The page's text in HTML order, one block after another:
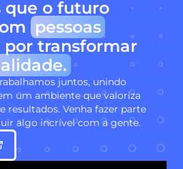
que o futuro
pessoas
por transformar
juntos, unindo
um ambiente que valoriza
resultados. Venha fazer parte
algo incrível com a gente.